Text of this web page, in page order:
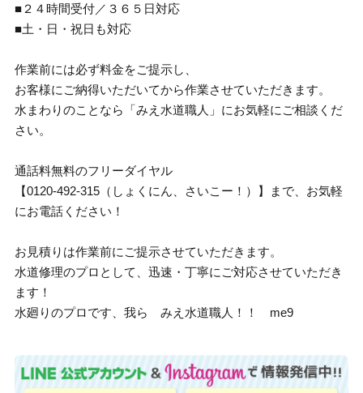
■２４時間受付／３６５日対応
■土・日・祝日も対応
作業前には必ず料金をご提示し、
お客様にご納得いただいてから作業させていただきます。
水まわりのことなら「みえ水道職人」にお気軽にご相談くだ
さい。
通話料無料のフリーダイヤル
【0120-492-315（しょくにん、さいこー！）】まで、お気軽
にお電話ください！
お見積りは作業前にご提示させていただきます。
水道修理のプロとして、迅速・丁寧にご対応させていただき
ます！
水廻りのプロです、我ら みえ水道職人！！ me9